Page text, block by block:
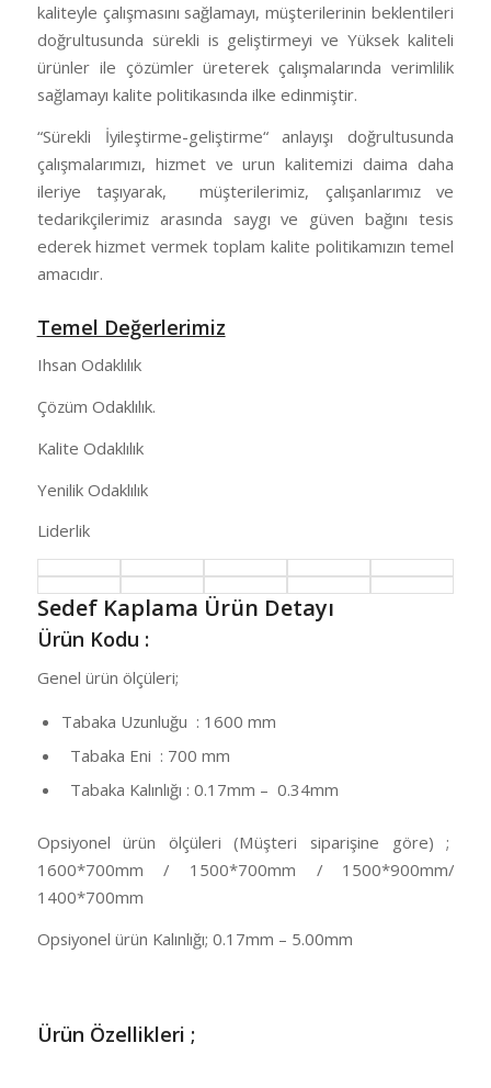
kaliteyle çalışmasını sağlamayı, müşterilerinin beklentileri
doğrultusunda sürekli is geliştirmeyi ve Yüksek kaliteli
ürünler ile çözümler üreterek çalışmalarında verimlilik
sağlamayı kalite politikasında ilke edinmiştir.
“Sürekli İyileştirme-geliştirme“ anlayışı doğrultusunda
çalışmalarımızı, hizmet ve urun kalitemizi daima daha
ileriye taşıyarak, müşterilerimiz, çalışanlarımız ve
tedarikçilerimiz arasında saygı ve güven bağını tesis
ederek hizmet vermek toplam kalite politikamızın temel
amacıdır.
Temel Değerlerimiz
Ihsan Odaklılık
Çözüm Odaklılık.
Kalite Odaklılık
Yenilik Odaklılık
Liderlik
Sedef Kaplama Ürün Detayı
Ürün Kodu :
Genel ürün ölçüleri;
Tabaka Uzunluğu : 1600 mm
Tabaka Eni : 700 mm
Tabaka Kalınlığı : 0.17mm – 0.34mm
Opsiyonel ürün ölçüleri (Müşteri siparişine göre) ;
1600*700mm / 1500*700mm / 1500*900mm/
1400*700mm
Opsiyonel ürün Kalınlığı; 0.17mm – 5.00mm
Ürün Özellikleri ;